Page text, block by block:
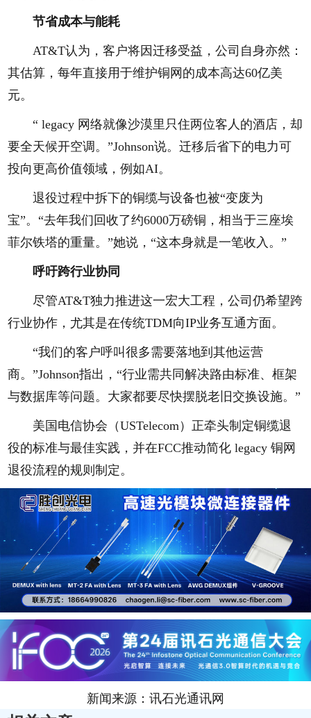
节省成本与能耗
AT&T认为，客户将因迁移受益，公司自身亦然：
其估算，每年直接用于维护铜网的成本高达60亿美
元。
“ legacy 网络就像沙漠里只住两位客人的酒店，却
要全天候开空调。”Johnson说。迁移后省下的电力可
投向更高价值领域，例如AI。
退役过程中拆下的铜缆与设备也被“变废为
宝”。“去年我们回收了约6000万磅铜，相当于三座埃
菲尔铁塔的重量。”她说，“这本身就是一笔收入。”
呼吁跨行业协同
尽管AT&T独力推进这一宏大工程，公司仍希望跨
行业协作，尤其是在传统TDM向IP业务互通方面。
“我们的客户呼叫很多需要落地到其他运营
商。”Johnson指出，“行业需共同解决路由标准、框架
与数据库等问题。大家都要尽快摆脱老旧交换设施。”
美国电信协会（USTelecom）正牵头制定铜缆退
役的标准与最佳实践，并在FCC推动简化 legacy 铜网
退役流程的规则制定。
新闻来源：讯石光通讯网